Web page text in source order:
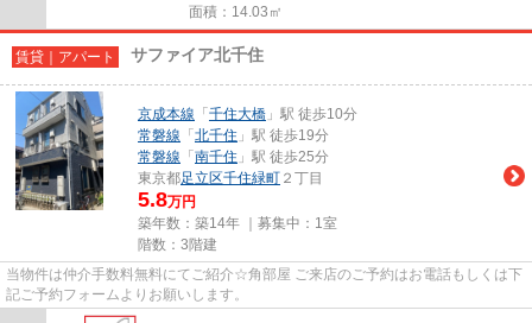
面積：14.03㎡
賃貸｜アパート サファイア北千住
京成本線 「 千住大橋 」駅 徒歩10分
常磐線 「 北千住 」駅 徒歩19分
常磐線 「 南千住 」駅 徒歩25分
東京都足立区千住緑町 ２丁目
5.8万円
築年数：築14年 ｜募集中： 1室
階数：3階建
当物件は仲介手数料無料にてご紹介☆角部屋 ご来店のご予約はお電話もしくは下
記ご予約フォームよりお願いします。